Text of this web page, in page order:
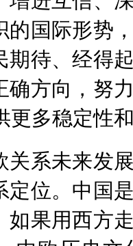
的国际形势
期待、经得
确方向，努
更多稳定性
系未来发展
定位。中国
如果用西方